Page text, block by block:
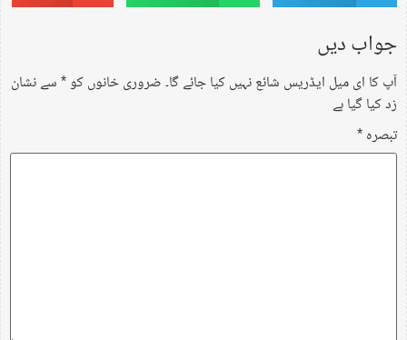
جواب دیں
آپ کا ای میل ایڈریس شائع نہیں کیا جائے گا۔ضروری خانوں کو*سے نشان
زد کیا گیا ہے
تبصرہ*